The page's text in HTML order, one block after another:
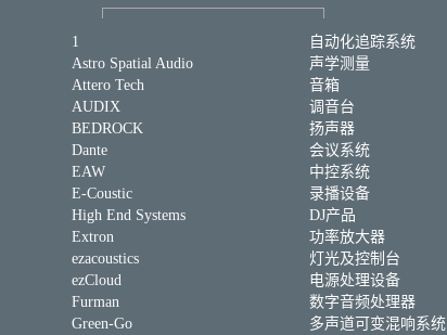
1
Astro Spatial Audio
Attero Tech
AUDIX
BEDROCK
Dante
EAW
E-Coustic
High End Systems
Extron
ezacoustics
ezCloud
Furman
Green-Go
自动化追踪系统
声学测量
音箱
调音台
扬声器
会议系统
中控系统
录播设备
DJ产品
功率放大器
灯光及控制台
电源处理设备
数字音频处理器
多声道可变混响系统